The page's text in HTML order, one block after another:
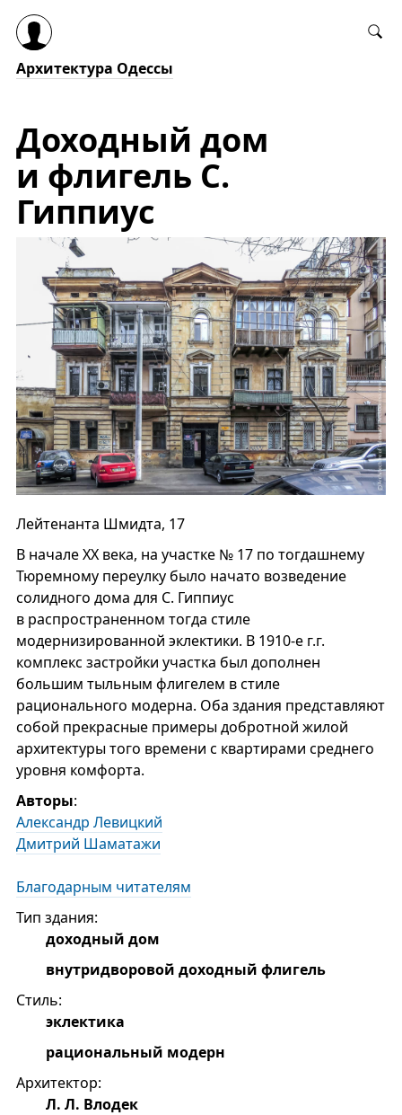
Архитектура Одессы
Доходный дом
и флигель С.
Гиппиус
Лейтенанта Шмидта, 17
В начале XX века, на участке № 17 по тогдашнему
Тюремному переулку было начато возведение
солидного дома для С. Гиппиус
в распространенном тогда стиле
модернизированной эклектики. В 1910-е г.г.
комплекс застройки участка был дополнен
большим тыльным флигелем в стиле
рационального модерна. Оба здания представляют
собой прекрасные примеры добротной жилой
архитектуры того времени с квартирами среднего
уровня комфорта.
Авторы:
Александр Левицкий
Дмитрий Шаматажи
Благодарным читателям
Тип здания:
доходный дом
внутридворовой доходный флигель
Стиль:
эклектика
рациональный модерн
Архитектор:
Л. Л. Влодек